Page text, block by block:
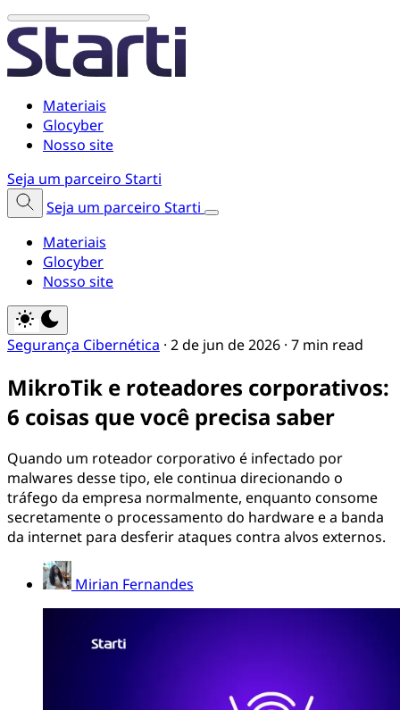
Materiais
Glocyber
Nosso site
Seja um parceiro Starti
Seja um parceiro Starti
Materiais
Glocyber
Nosso site
Segurança Cibernética · 2 de jun de 2026 · 7 min read
MikroTik e roteadores corporativos:
6 coisas que você precisa saber
Quando um roteador corporativo é infectado por
malwares desse tipo, ele continua direcionando o
tráfego da empresa normalmente, enquanto consome
secretamente o processamento do hardware e a banda
da internet para desferir ataques contra alvos externos.
Mirian Fernandes